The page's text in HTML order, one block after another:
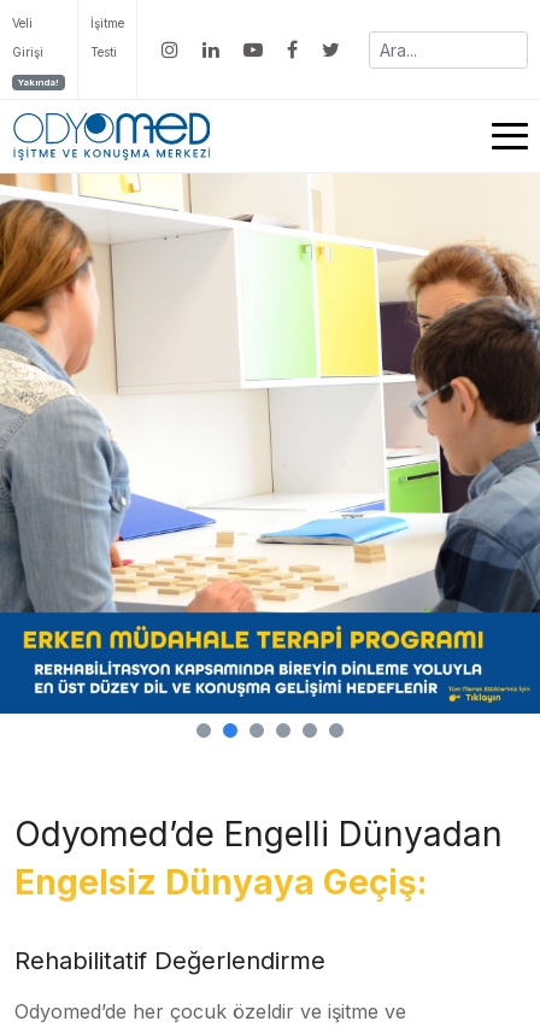
Veli
Girişi
Yakında!
İşitme
Testi
Odyomed’de Engelli Dünyadan
Engelsiz Dünyaya Geçiş:
Rehabilitatif Değerlendirme
Odyomed’de her çocuk özeldir ve işitme ve